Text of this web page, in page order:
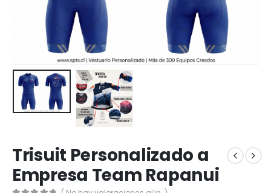
Trisuit Personalizado a
Empresa Team Rapanui